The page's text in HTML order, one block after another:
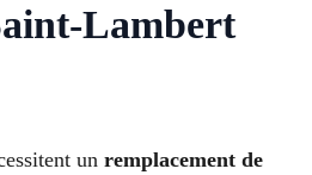
Lambert
un remplacement de